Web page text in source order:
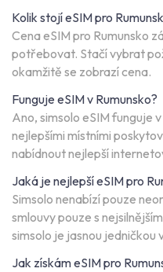
Kolik stojí eSIM pro
Cena eSIM pro Rumunsko
potřebovat. Stačí vybrat
okamžitě se zobrazí cena.
Funguje eSIM v Rumunsko?
Ano, simsolo eSIM funguje
nejlepšími místními
nabídnout nejlepší
Jaká je nejlepší eSIM pro
Simsolo nenabízí pouze
smlouvy pouze s
simsolo je jasnou jedničkou
Jak získám eSIM pro